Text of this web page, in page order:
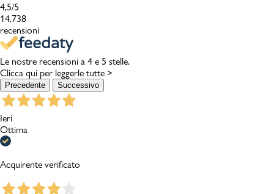
4,5/5
14.738
recensioni
Le nostre recensioni a 4 e 5 stelle.
Clicca qui per leggerle tutte >
Precedente Successivo
Ieri
Ottima
Acquirente verificato